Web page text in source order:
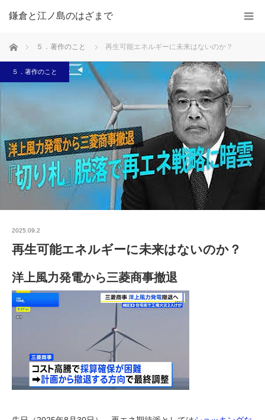
鎌倉と江ノ島のはざまで
ホーム ５．著作のこと 再生可能エネルギーに未来はないのか？
５．著作のこと
2025.09.2
再生可能エネルギーに未来はないのか？
洋上風力発電から三菱商事撤退